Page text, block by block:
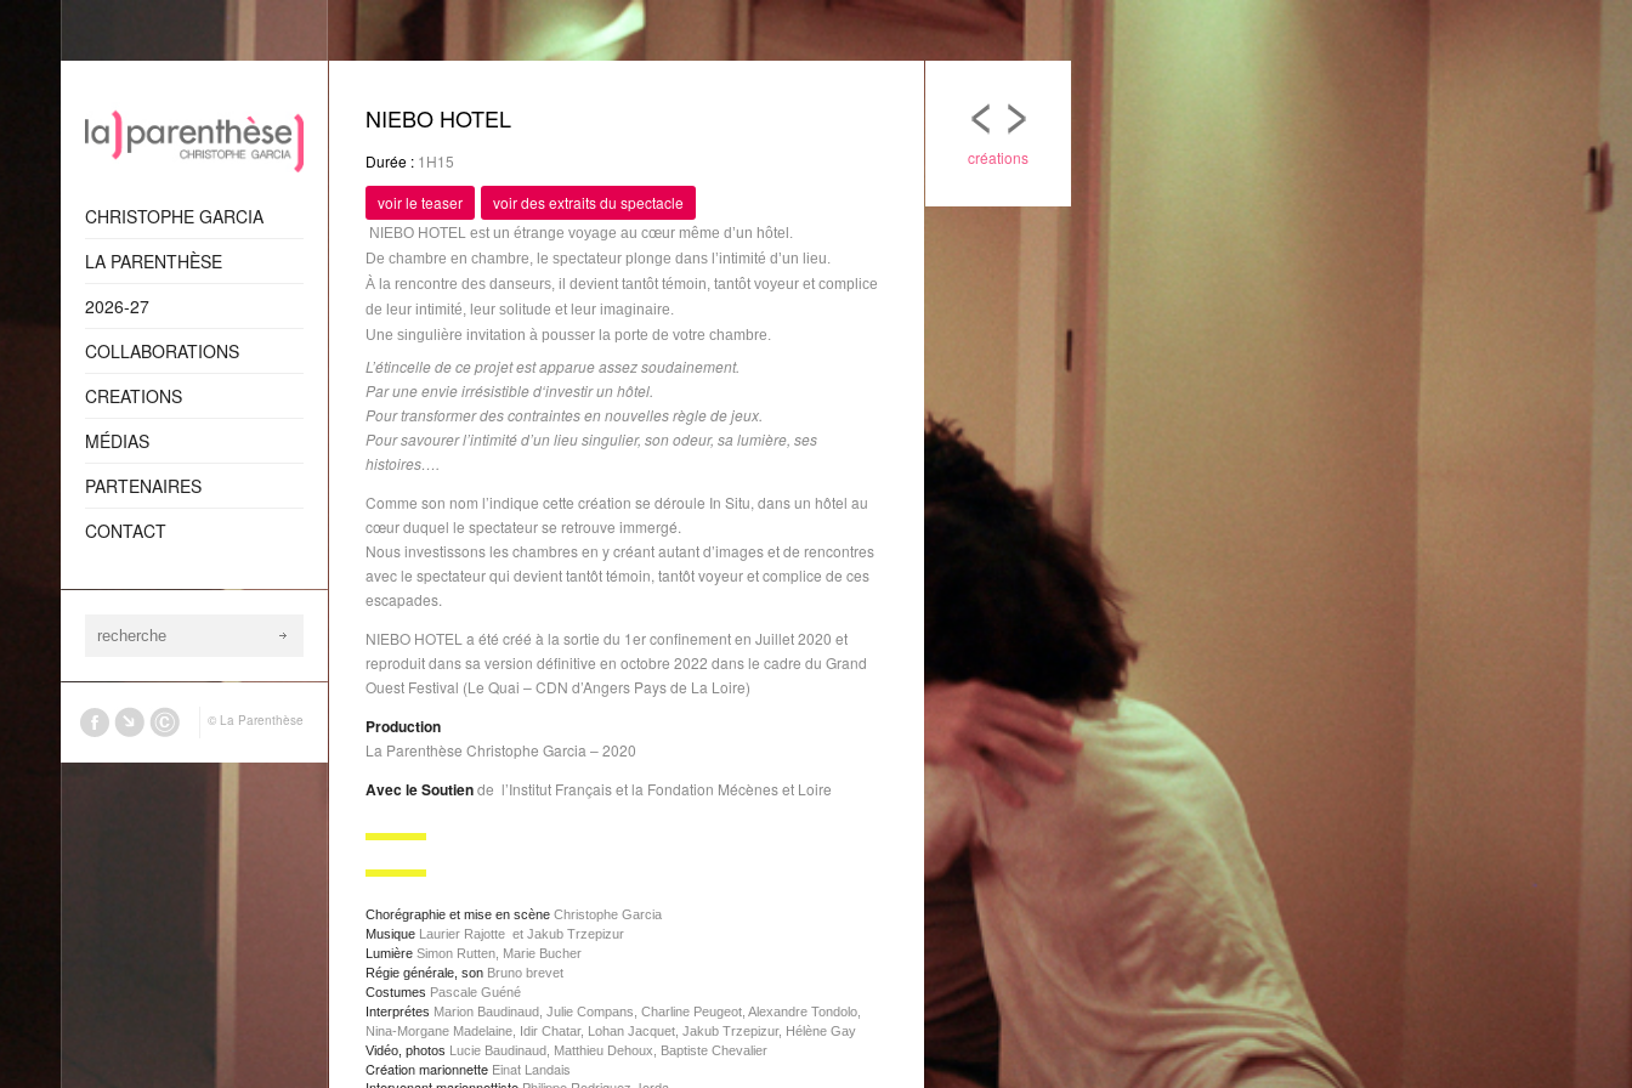
NIEBO HOTEL
Durée : 1H15
voir le teaser
voir des extraits du spectacle
NIEBO HOTEL est un étrange voyage au cœur même d’un hôtel.
De chambre en chambre, le spectateur plonge dans l’intimité d’un lieu.
À la rencontre des danseurs, il devient tantôt témoin, tantôt voyeur et complice
de leur intimité, leur solitude et leur imaginaire.
Une singulière invitation à pousser la porte de votre chambre.
L’étincelle de ce projet est apparue assez soudainement.
Par une envie irrésistible d‘investir un hôtel.
Pour transformer des contraintes en nouvelles règle de jeux.
Pour savourer l’intimité d’un lieu singulier, son odeur, sa lumière, ses
histoires….
Comme son nom l’indique cette création se déroule In Situ, dans un hôtel au
cœur duquel le spectateur se retrouve immergé.
Nous investissons les chambres en y créant autant d’images et de rencontres
avec le spectateur qui devient tantôt témoin, tantôt voyeur et complice de ces
escapades.
NIEBO HOTEL a été créé à la sortie du 1er confinement en Juillet 2020 et
reproduit dans sa version définitive en octobre 2022 dans le cadre du Grand
Ouest Festival (Le Quai – CDN d’Angers Pays de La Loire)
Production
La Parenthèse Christophe Garcia – 2020
Avec le Soutiende l’Institut Français et la Fondation Mécènes et Loire
Chorégraphie et mise en scène Christophe Garcia
Musique Laurier Rajotte et Jakub Trzepizur
Lumière Simon Rutten, Marie Bucher
Régie générale, son Bruno brevet
Costumes Pascale Guéné
Interprétes Marion Baudinaud, Julie Compans, Charline Peugeot, Alexandre Tondolo,
Nina-Morgane Madelaine, Idir Chatar, Lohan Jacquet, Jakub Trzepizur, Hélène Gay
Vidéo, photos Lucie Baudinaud, Matthieu Dehoux, Baptiste Chevalier
Création marionnette Einat Landais
créations
CHRISTOPHE GARCIA
LA PARENTHÈSE
2026-27
COLLABORATIONS
CREATIONS
MÉDIAS
PARTENAIRES
CONTACT
© La Parenthèse